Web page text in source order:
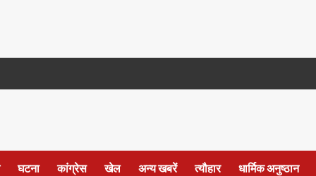
घटना कांग्रेस खेल अन्य खबरें त्यौहार धार्मिक अनुष्ठान